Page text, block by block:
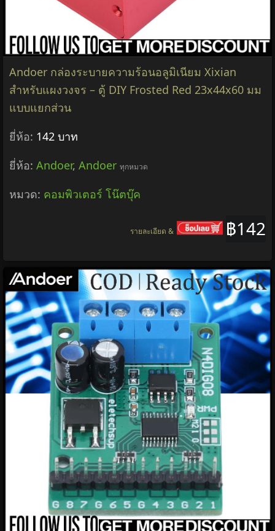
Andoer กล่องระบายความร้อนอลูมิเนียม Xixian
สำหรับแผงวงจร – ตู้ DIY Frosted Red 23x44x60 มม
แบบแยกส่วน
ยี่ห้อ: 142 บาท
ยี่ห้อ: Andoer, Andoer ทุกหมวด
หมวด: คอมพิวเตอร์ โน๊ตบุ๊ค
฿142
รายละเอียด &